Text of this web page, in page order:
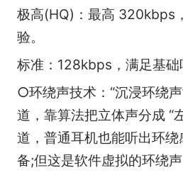
极高(HQ)：最高 320kbps
验。
标准：128kbps，满足基础
○环绕声技术：“沉浸环绕
道，靠算法把立体声分成 “
道，普通耳机也能听出环
备;但这是软件虚拟的环绕